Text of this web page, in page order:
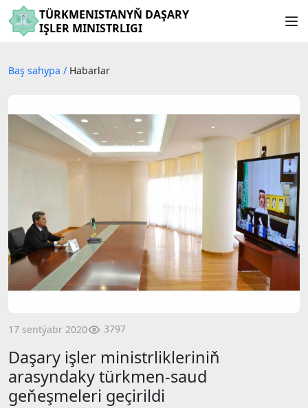
TÜRKMENISTANYŇ DAŞARY
IŞLER MINISTRLIGI
Baş sahypa / Habarlar
17 sentýabr 2020 3797
Daşary işler ministrlikleriniň
arasyndaky türkmen-saud
geňeşmeleri geçirildi